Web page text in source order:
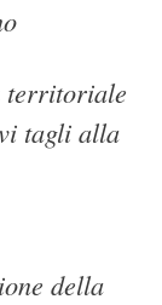
territoriale
tagli alla
della